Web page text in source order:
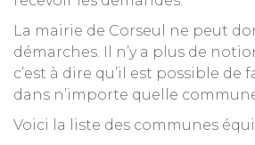
La mairie de Corseul ne peut
démarches. Il n’y a plus de
c’est à dire qu’il est possible de
dans n’importe quelle
Voici la liste des communes